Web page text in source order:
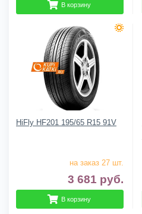
В корзину
HiFly HF201 195/65 R15 91V
на заказ 27 шт.
3 681 руб.
В корзину